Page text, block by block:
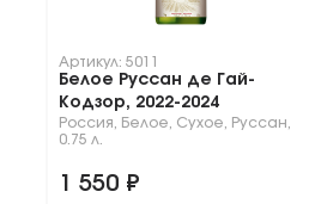
Артикул: 5011
Белое Руссан де Гай-
Кодзор, 2022-2024
Россия Белое Сухое Руссан
0.75 л.
1 550 ₽